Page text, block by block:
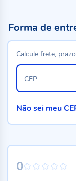
0
Forma de
Calcule frete,
CEP
Não sei meu